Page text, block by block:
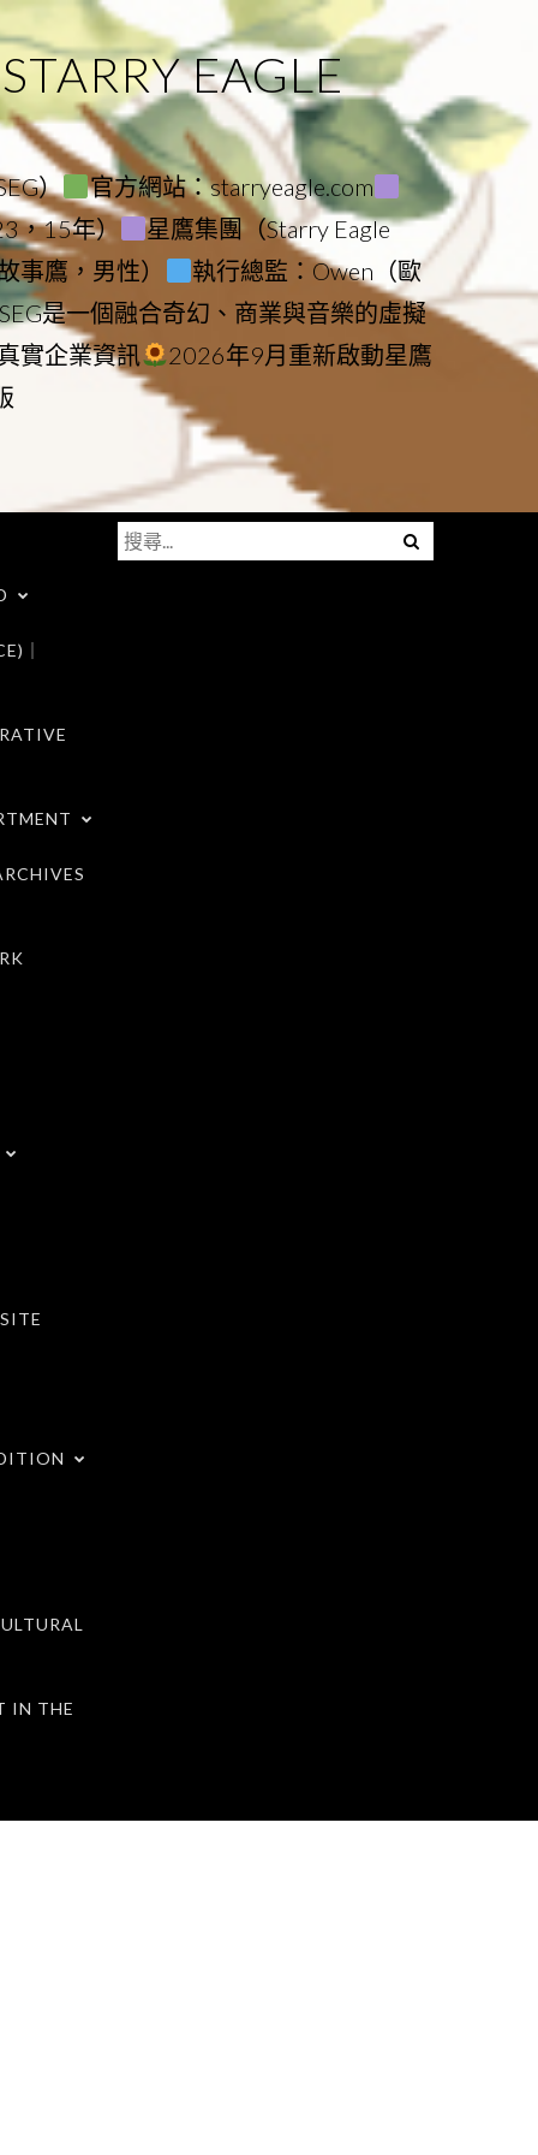
EAGLE
）
官方網站：starryeagle.com
，15年）
星鷹集團（Starry Eagle
事鷹，男性）
執行總監：Owen（歐
是一個融合奇幻、商業與音樂的虛擬
實企業資訊
2026年9月重新啟動星鷹
｜
IN THE
Menu
搜
尋